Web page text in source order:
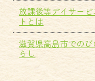
放課後等デイサー
トとは
滋賀県高島市での
らし